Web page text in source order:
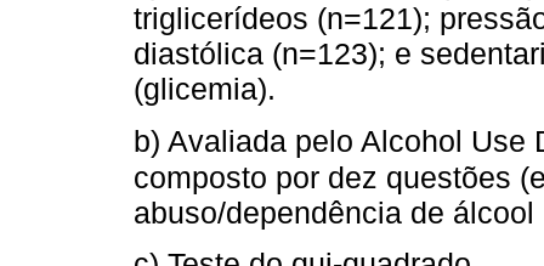
triglicerídeos (n=121);
diastólica (n=123); e
(glicemia).
b) Avaliada pelo Alcohol Use
composto por dez questões
abuso/dependência de